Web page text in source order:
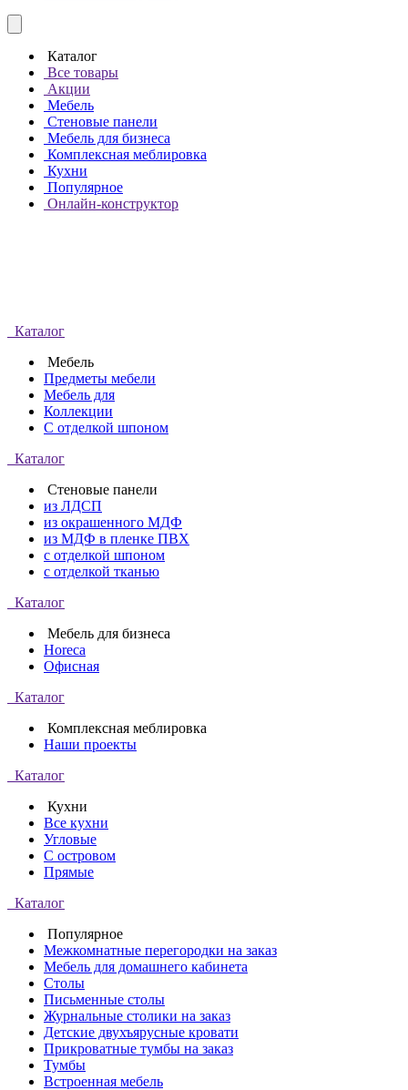
Каталог
Все товары
Акции
Мебель
Стеновые панели
Мебель для бизнеса
Комплексная меблировка
Кухни
Популярное
Онлайн-конструктор
Каталог
Мебель
Предметы мебели
Мебель для
Коллекции
С отделкой шпоном
Каталог
Стеновые панели
из ЛДСП
из окрашенного МДФ
из МДФ в пленке ПВХ
с отделкой шпоном
с отделкой тканью
Каталог
Мебель для бизнеса
Horeca
Офисная
Каталог
Комплексная меблировка
Наши проекты
Каталог
Кухни
Все кухни
Угловые
С островом
Прямые
Каталог
Популярное
Межкомнатные перегородки на заказ
Мебель для домашнего кабинета
Столы
Письменные столы
Журнальные столики на заказ
Детские двухъярусные кровати
Прикроватные тумбы на заказ
Тумбы
Встроенная мебель